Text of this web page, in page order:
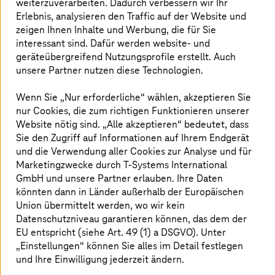
Cloud-/Edge-basierter Analyse und Steuerung. Die
Stromnetze können in der Folge proaktiv auf
Nachfrageschwankungen und betriebliche
Veränderungen reagieren und dadurch sowohl die
Leistung als auch die Stabilität verbessern.
Zuverlässigkeit des Stromnetzes:
Stärkung von innen heraus
Die in die Jahre gekommene Infrastruktur steht vor
Herausforderungen, da die Energiewende höhere
Anforderungen an die Zuverlässigkeit von Stromnetzen
stellt, die für eine unterbrechungsfreie Stromverteilung
von entscheidender Bedeutung ist. Hierzu sind IoT- und
KI-Cloud-Systeme für die Selbstwartung und die
Unterstützung bidirektionaler Stromflüsse erforderlich.
Sie unterstützen den Ausbau der erneuerbaren Energien,
einschließlich der Modernisierung der Infrastruktur und
weiterzuverarbeiten. Dadurch verbessern wir Ihr
Erlebnis, analysieren den Traffic auf der Website und
zeigen Ihnen Inhalte und Werbung, die für Sie
interessant sind. Dafür werden website- und
geräteübergreifend Nutzungsprofile erstellt. Auch
unsere Partner nutzen diese Technologien.
Wenn Sie „Nur erforderliche“ wählen, akzeptieren Sie
nur Cookies, die zum richtigen Funktionieren unserer
Website nötig sind. „Alle akzeptieren“ bedeutet, dass
Sie den Zugriff auf Informationen auf Ihrem Endgerät
und die Verwendung aller Cookies zur Analyse und für
Marketingzwecke durchT-Systems International
GmbH und unsere Partner erlauben. Ihre Daten
könnten dann in Länder außerhalb der Europäischen
Union übermittelt werden, wo wir kein
Datenschutzniveau garantieren können, das dem der
EU entspricht (siehe Art. 49 (1) a DSGVO). Unter
„Einstellungen“ können Sie alles im Detail festlegen
und Ihre Einwilligung jederzeit ändern.